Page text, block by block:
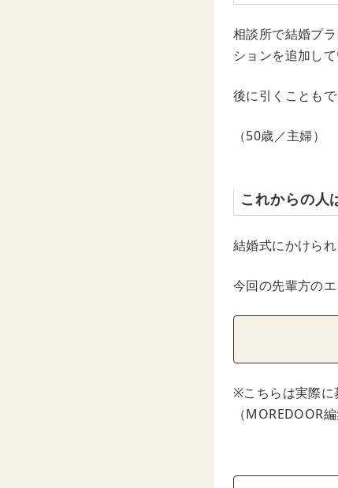
相談所で結婚プ
ションを追加し
後に引くことも
（50歳／主婦）
これからの人
結婚式にかけら
今回の先輩方の
※こちらは実際に
（MOREDOOR編